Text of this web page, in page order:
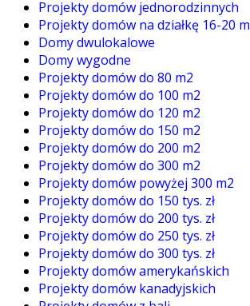
Projekty domów jednorodzinnych
Projekty domów na działkę 16-20 m
Domy dwulokalowe
Domy wygodne
Projekty domów do 80 m2
Projekty domów do 100 m2
Projekty domów do 120 m2
Projekty domów do 150 m2
Projekty domów do 200 m2
Projekty domów do 300 m2
Projekty domów powyżej 300 m2
Projekty domów do 150 tys. zł
Projekty domów do 200 tys. zł
Projekty domów do 250 tys. zł
Projekty domów do 300 tys. zł
Projekty domów amerykańskich
Projekty domów kanadyjskich